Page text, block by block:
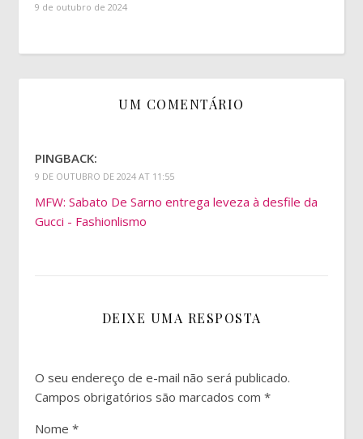
9 de outubro de 2024
UM COMENTÁRIO
PINGBACK:
9 DE OUTUBRO DE 2024 AT 11:55
MFW: Sabato De Sarno entrega leveza à desfile da
Gucci - Fashionlismo
DEIXE UMA RESPOSTA
O seu endereço de e-mail não será publicado.
Campos obrigatórios são marcados com *
Nome *